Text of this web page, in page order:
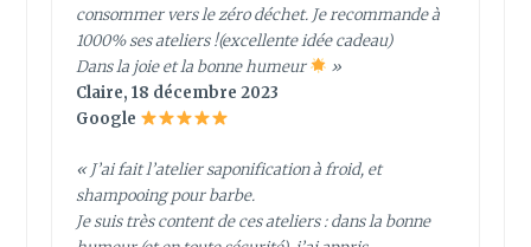
consommer vers le zéro déchet. Je recommande à
1000% ses ateliers !(excellente idée cadeau)
Dans la joie et la bonne humeur
»
Claire, 18 décembre 2023
Google
« J’ai fait l’atelier saponification à froid, et
shampooing pour barbe.
Je suis très content de ces ateliers : dans la bonne